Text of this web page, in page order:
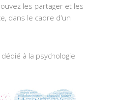
les partager et les
dans le cadre d'un
à la psychologie